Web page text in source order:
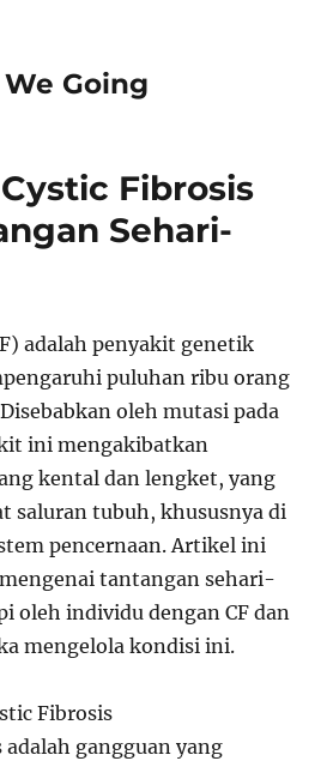
Going
Fibrosis
Sehari-
adalah penyakit genetik
puluhan ribu orang
oleh mutasi pada
ini mengakibatkan
kental dan lengket, yang
saluran tubuh, khususnya di
pencernaan. Artikel ini
tantangan sehari-
oleh individu dengan CF dan
mengelola kondisi ini.
Fibrosis
adalah gangguan yang